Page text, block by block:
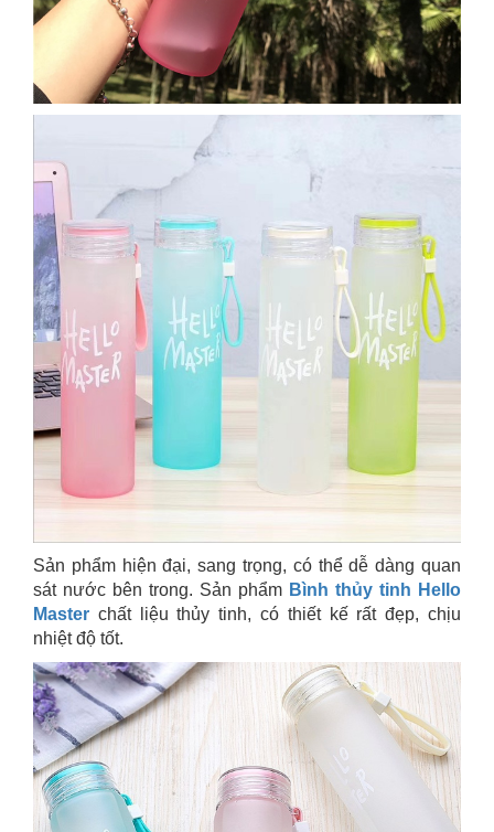
Sản phẩm hiện đại, sang trọng, có thể dễ dàng quan
sát nước bên trong. Sản phẩm Bình thủy tinh Hello
Master chất liệu thủy tinh, có thiết kế rất đẹp, chịu
nhiệt độ tốt.